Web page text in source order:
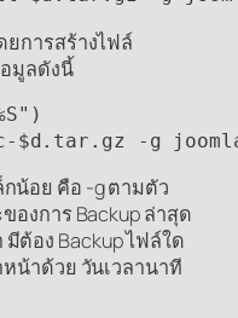
ยการสร้างไฟล์
มูลดังนี้
-g
กน้อย คือ -g ตามตัว
องการ Backup ล่าสุด
ต้อง Backup ไฟล์ใด
น้าด้วย วันเวลานาที